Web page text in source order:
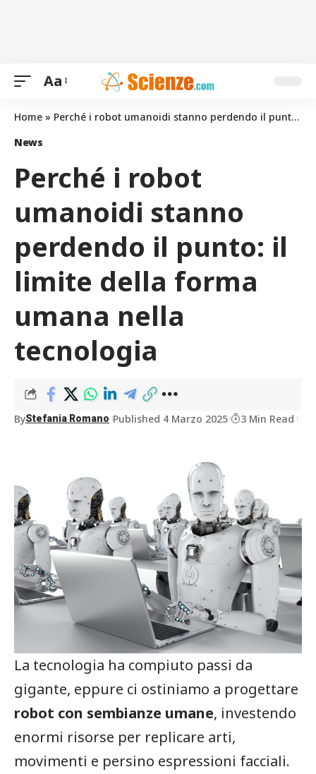
Aa
Home » Perché i robot umanoidi stanno perdendo il punto: il limite della forma umana nella tecnologia
News
Perché i robot
umanoidi stanno
perdendo il punto: il
limite della forma
umana nella
tecnologia
ByStefania Romano Published 4 Marzo 2025 3 Min Read
La tecnologia ha compiuto passi da
gigante, eppure ci ostiniamo a progettare
robot con sembianze umane, investendo
enormi risorse per replicare arti,
movimenti e persino espressioni facciali.